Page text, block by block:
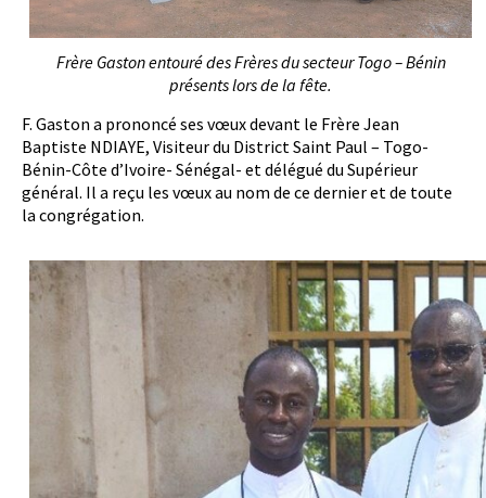
Frère Gaston entouré des Frères du secteur Togo – Bénin
présents lors de la fête.
F. Gaston a prononcé ses vœux devant le Frère Jean
Baptiste NDIAYE, Visiteur du District Saint Paul – Togo-
Bénin-Côte d’Ivoire- Sénégal- et délégué du Supérieur
général. Il a reçu les vœux au nom de ce dernier et de toute
la congrégation.